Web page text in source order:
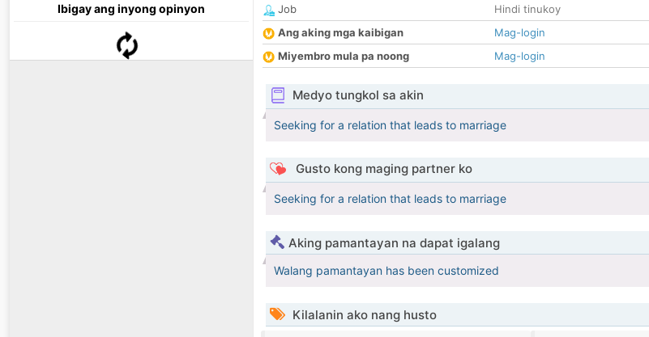
Ibigay ang inyong opinyon
Job
Hindi tinukoy
Ang aking mga kaibigan
Mag-login
Miyembro mula pa noong
Mag-login
Medyo tungkol sa akin
Seeking for a relation that leads to marriage
Gusto kong maging partner ko
Seeking for a relation that leads to marriage
Aking pamantayan na dapat igalang
Walang pamantayan has been customized
Kilalanin ako nang husto